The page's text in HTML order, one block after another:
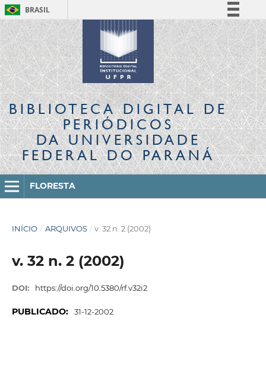
BRASIL
Simplifique!
Comunica BR
Participe
Acesso à informação
Legislação
Canais
BIBLIOTECA DIGITALDE
PERIÓDICOS
DA UNIVERSIDADE
FEDERAL DO PARANÁ
FLORESTA
INÍCIO / ARQUIVOS / v. 32 n. 2 (2002)
v. 32 n. 2 (2002)
DOI: https://doi.org/10.5380/rf.v32i2
PUBLICADO: 31-12-2002